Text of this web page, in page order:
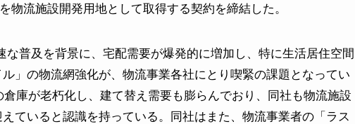
物流施設開発用地として取得する契約を締結した。
普及を背景に、宅配需要が爆発的に増加し、特に生活居住空間
」の物流網強化が、物流事業各社にとり喫緊の課題となってい
庫が老朽化し、建て替え需要も膨らんでおり、同社も物流施設
ていると認識を持っている。同社はまた、物流事業者の「ラス